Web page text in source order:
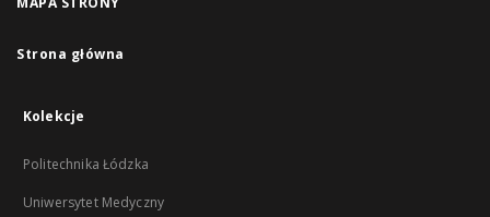
Strona główna
Kolekcje
Politechnika Łódzka
Uniwersytet Medyczny